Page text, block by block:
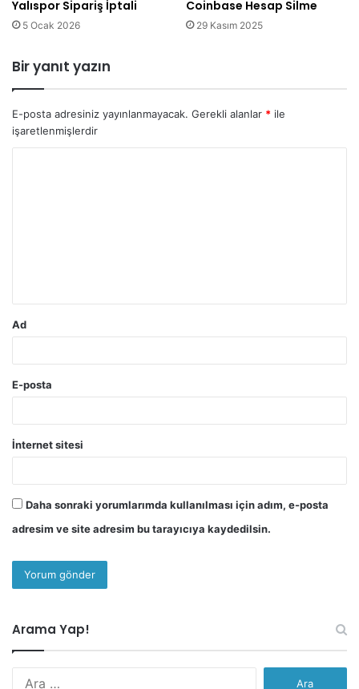
Yalıspor Sipariş İptali
5 Ocak 2026
Coinbase Hesap Silme
29 Kasım 2025
Bir yanıt yazın
E-posta adresiniz yayınlanmayacak. Gerekli alanlar * ile
işaretlenmişlerdir
Ad
E-posta
İnternet sitesi
Daha sonraki yorumlarımda kullanılması için adım, e-posta
adresim ve site adresim bu tarayıcıya kaydedilsin.
Arama Yap!